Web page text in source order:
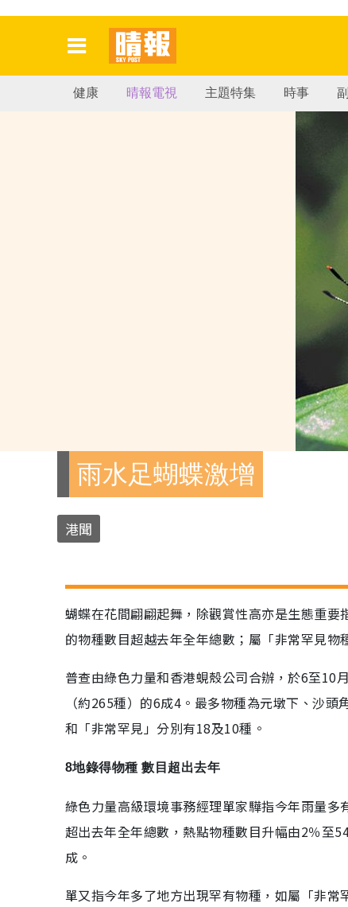
健康 晴報電視 主題特集 時事
雨水足蝴蝶激增
港聞
蝴蝶在花間翩翩起舞，除觀賞性高亦是生態重
的物種數目超越去年全年總數；屬「非常罕見
普查由綠色力量和香港蜆殼公司合辦，於6至10
（約265種）的6成4。最多物種為元墩下、沙
和「非常罕見」分別有18及10種。
8地錄得物種 數目超出去年
綠色力量高級環境事務經理單家驊指今年雨量
超出去年全年總數，熱點物種數目升幅由2％至
成。
單又指今年多了地方出現罕有物種，如屬「非